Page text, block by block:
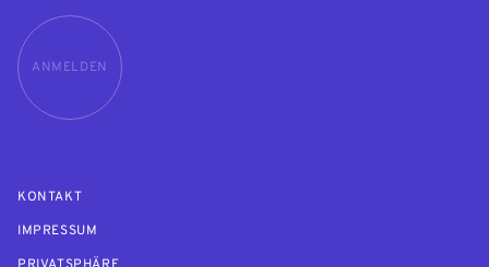
ANMELDEN
KONTAKT
IMPRESSUM